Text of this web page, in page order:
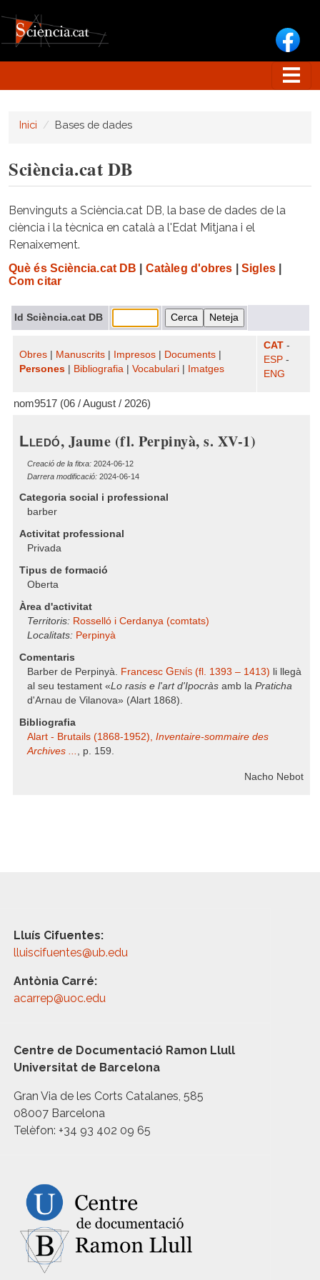
Inici Bases de dades
Sciència.cat DB
Benvinguts a Sciència.cat DB, la base de dades de la
ciència i la tècnica en català a l'Edat Mitjana i el
Renaixement.
Què és Sciència.cat DB Catàleg d'obres Sigles|
Com citar
Id Sciència.cat DB
Obres Manuscrits Impresos Documents
Persones
Bibliografia Vocabulari Imatges
CAT -
ESP -
ENG
nom9517 (06 / August / 2026)
Lledó, Jaume (fl. Perpinyà, s. XV-1)
Creació de la fitxa: 2024-06-12
Darrera modificació: 2024-06-14
Categoria social i professional
barber
Activitat professional
Privada
Tipus de formació
Oberta
Àrea d'activitat
Territoris: Rosselló i Cerdanya (comtats)
Localitats: Perpinyà
Comentaris
Barber de Perpinyà. Francesc Genís (fl. 1393 – 1413) li llegà
al seu testament «Lo rasis e l'art d'Ipocràs amb la Praticha
d'Arnau de Vilanova» (Alart 1868).
Bibliografia
Alart - Brutails (1868-1952), Inventaire-sommaire des
Archives ... , p. 159.
Nacho Nebot
Lluís Cifuentes:
lluiscifuentes@ub.edu
Antònia Carré:
acarrep@uoc.edu
Centre de Documentació Ramon Llull
Universitat de Barcelona
Gran Via de les Corts Catalanes, 585
08007 Barcelona
Telèfon: +34 93 402 09 65